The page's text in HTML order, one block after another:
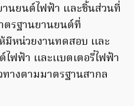
ยนต์ไฟฟ้า และชิ้นส่วนที่
ตรฐานยานยนต์ที่
มีหน่วยงานทดสอบ เเละ
ฟฟ้า เเละเเบตเตอรี่ไฟฟ้า
ทางตามมาตรฐานสากล